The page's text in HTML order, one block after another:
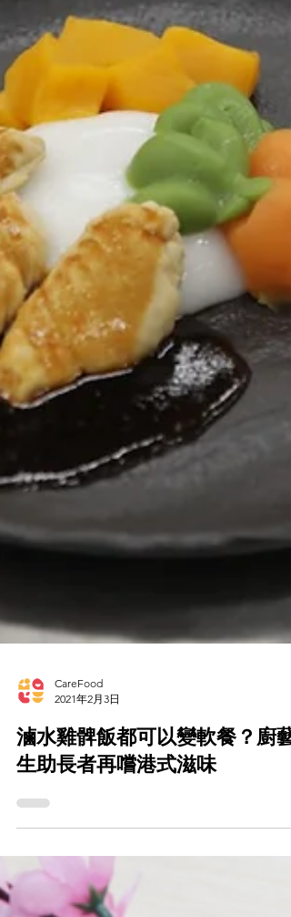
CareFood
滷水雞髀飯都可以變軟餐？廚藝